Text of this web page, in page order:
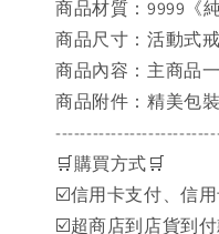
商品材質：9999《
商品尺寸：活動式
商品內容：主商品
商品附件：精美包
🛒購買方式🛒
☑️信用卡支付、信
☑️超商店到店貨到付